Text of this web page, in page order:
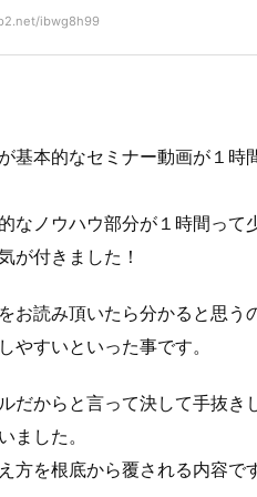
ibwg8h99
基本的なセミナー動画が１
なノウハウ部分が１時間っ
が付きました！
お読み頂いたら分かると思
やすいといった事です。
だからと言って決して手抜
ました。
方を根底から覆される内容で